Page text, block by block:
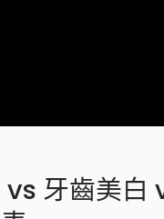
vs 牙齒美白